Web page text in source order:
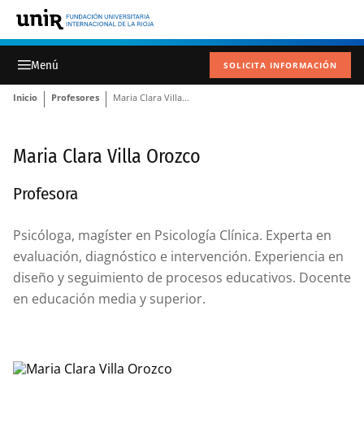
SOLICITA INFORMACIÓN
Inicio Profesores Maria Clara Villa Orozco
Maria Clara Villa Orozco
Profesora
Psicóloga, magíster en Psicología Clínica. Experta en
evaluación, diagnóstico e intervención. Experiencia en
diseño y seguimiento de procesos educativos. Docente
en educación media y superior.